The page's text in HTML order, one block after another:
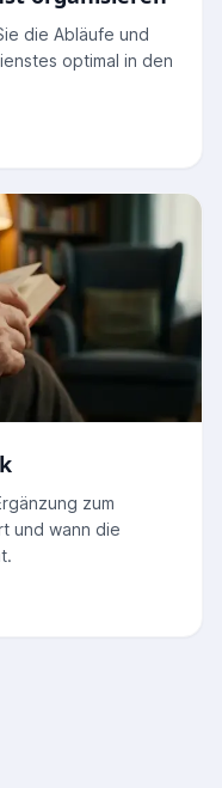
die Abläufe und
optimal in den
zum
und wann die